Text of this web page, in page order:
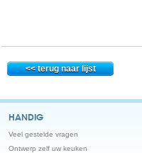
HANDIG
Veel gestelde vragen
Ontwerp zelf uw keuken